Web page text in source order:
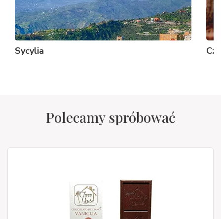
Sycylia
Polecamy spróbować